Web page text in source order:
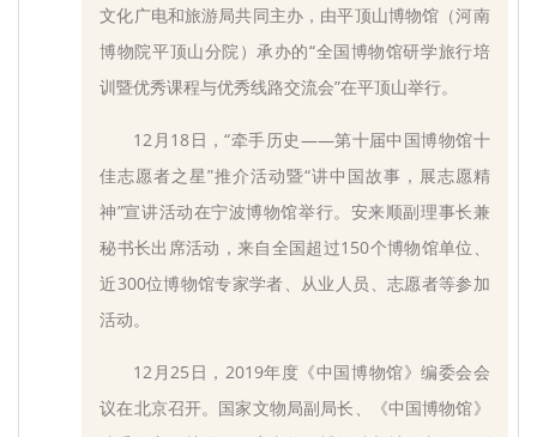
文化广电和旅游局共同主办，由平顶山博物馆（河南
博物院平顶山分院）承办的“全国博物馆研学旅行培
训暨优秀课程与优秀线路交流会”在平顶山举行。
12月18日，“牵手历史——第十届中国博物馆十
佳志愿者之星”推介活动暨“讲中国故事，展志愿精
神”宣讲活动在宁波博物馆举行。安来顺副理事长兼
秘书长出席活动，来自全国超过150个博物馆单位、
近300位博物馆专家学者、从业人员、志愿者等参加
活动。
12月25日，2019年度《中国博物馆》编委会会
议在北京召开。国家文物局副局长、《中国博物馆》